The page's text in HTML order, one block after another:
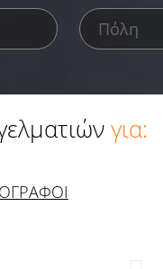
για: